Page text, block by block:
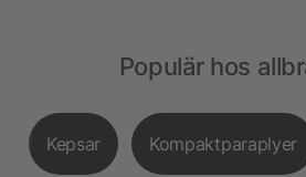
Populär hos
Kepsar Kompaktparaplyer